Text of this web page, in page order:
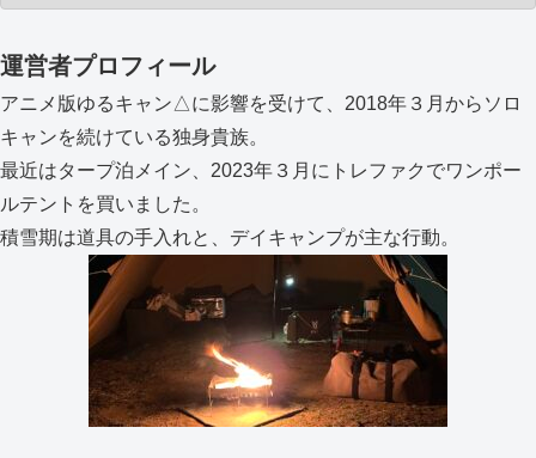
運営者プロフィール
アニメ版ゆるキャン△に影響を受けて、2018年３月からソロ
キャンを続けている独身貴族。
最近はタープ泊メイン、2023年３月にトレファクでワンポー
ルテントを買いました。
積雪期は道具の手入れと、デイキャンプが主な行動。